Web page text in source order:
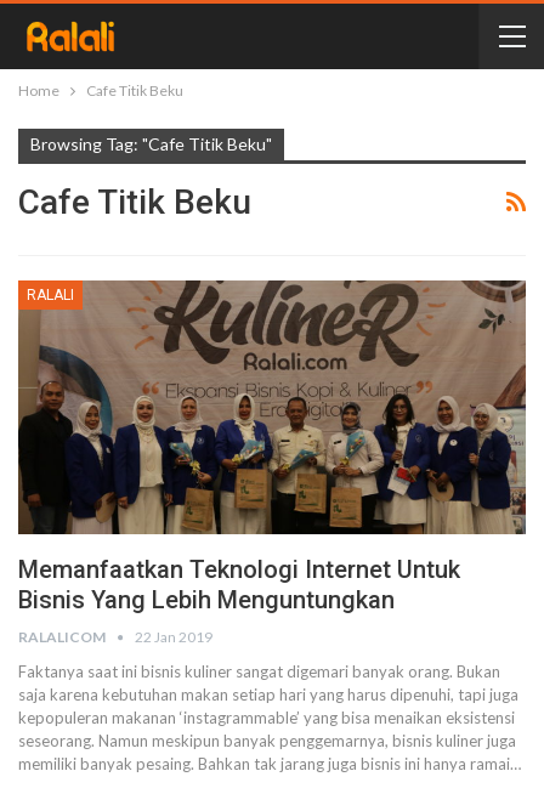
Home Cafe Titik Beku
Browsing Tag: "Cafe Titik Beku"
Cafe Titik Beku
RALALI
Memanfaatkan Teknologi Internet Untuk
Bisnis Yang Lebih Menguntungkan
RALALICOM 22 Jan 2019
Faktanya saat ini bisnis kuliner sangat digemari banyak orang. Bukan
saja karena kebutuhan makan setiap hari yang harus dipenuhi, tapi juga
kepopuleran makanan ‘instagrammable’ yang bisa menaikan eksistensi
seseorang. Namun meskipun banyak penggemarnya, bisnis kuliner juga
memiliki banyak pesaing. Bahkan tak jarang juga bisnis ini hanya ramai…